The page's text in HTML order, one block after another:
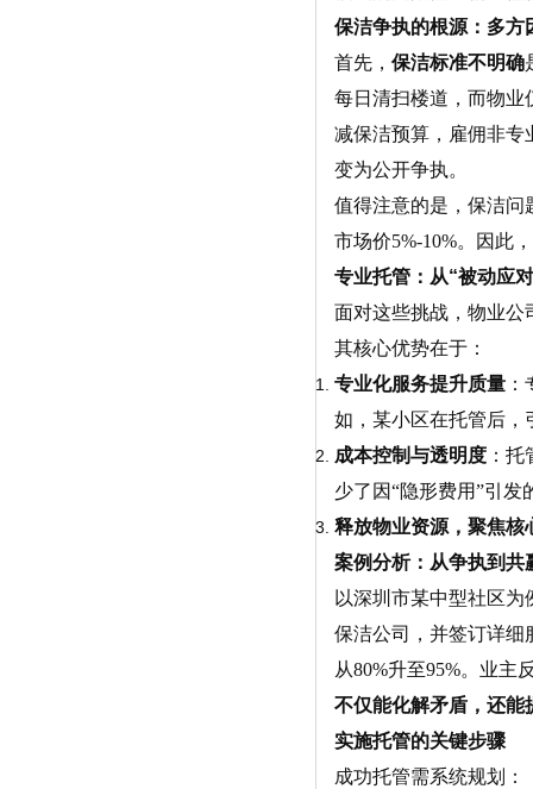
保洁争执的根源：多方
首先， 保洁标准不明确
每日清扫楼道，而物业
减保洁预算，雇佣非专
变为公开争执。
值得注意的是，保洁问
市场价5%-10%。因此
专业托管：从“被动应
面对这些挑战，物业公
其核心优势在于：
专业化服务提升质量
如，某小区在托管后，
成本控制与透明度 ：
少了因“隐形费用”引发
释放物业资源，聚焦核
案例分析：从争执到共
以深圳市某中型社区
保洁公司，并签订详细
从80%升至95%。业主
不仅能化解矛盾，还能
实施托管的关键步骤
成功托管需系统规划：